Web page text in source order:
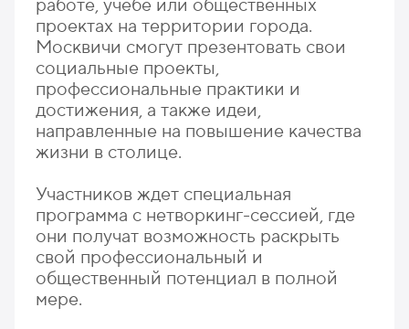
работе, учебе или общественных
проектах на территории города.
Москвичи смогут презентовать свои
социальные проекты,
профессиональные практики и
достижения, а также идеи,
направленные на повышение качества
жизни в столице.
Участников ждет специальная
программа с нетворкинг-сессией, где
они получат возможность раскрыть
свой профессиональный и
общественный потенциал в полной
мере.